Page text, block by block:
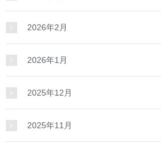
2026年2月
2026年1月
2025年12月
2025年11月